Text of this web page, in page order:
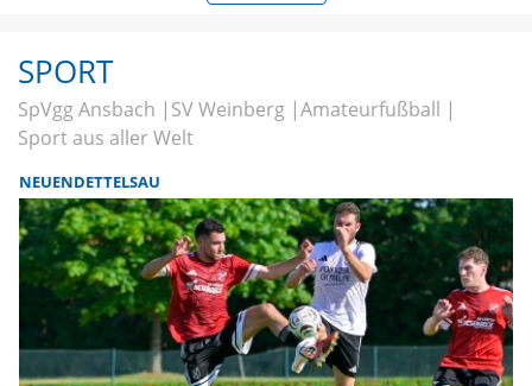
SPORT
SpVgg Ansbach SV Weinberg Amateurfußball
Sport aus aller Welt
NEUENDETTELSAU